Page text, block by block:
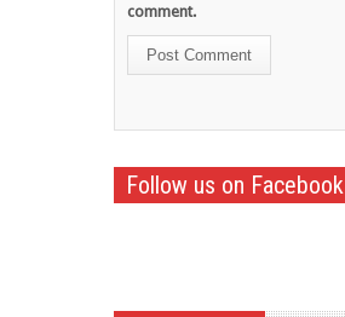
comment.
Follow us on Facebook